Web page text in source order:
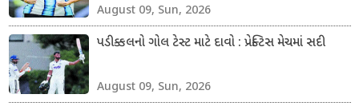
August 09, Sun, 2026
પડીક્કલનો ગોલ ટેસ્ટ માટે દાવો : પ્રેક્ટિસ મેચમાં સદી
August 09, Sun, 2026